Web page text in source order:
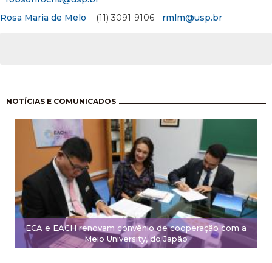
Rosa Maria de Melo
(11) 3091-9106 - rmlm@usp.br
NOTÍCIAS E COMUNICADOS
ECA e EACH renovam convênio de cooperação com a
Meio University, do Japão
Paginación